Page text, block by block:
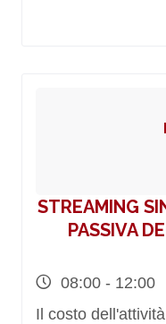
STREAMING
PASSIVA
08:00 - 12:00
Il costo